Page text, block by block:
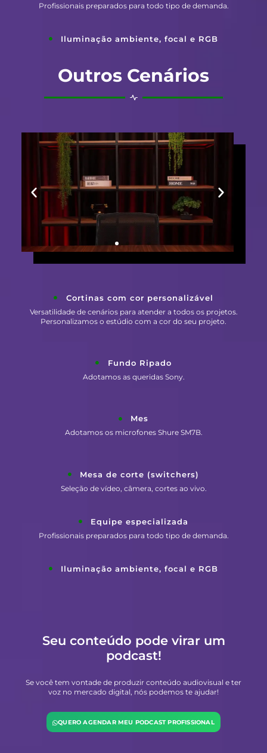
Profissionais preparados para todo tipo de demanda.
Iluminação ambiente, focal e RGB
Outros Cenários
Cortinas com cor personalizável
Versatilidade de cenários para atender a todos os projetos.
Personalizamos o estúdio com a cor do seu projeto.
Fundo Ripado
Adotamos as queridas Sony.
Mes
Adotamos os microfones Shure SM7B.
Mesa de corte (switchers)
Seleção de vídeo, câmera, cortes ao vivo.
Equipe especializada
Profissionais preparados para todo tipo de demanda.
Iluminação ambiente, focal e RGB
Seu conteúdo pode virar um
podcast!
Se você tem vontade de produzir conteúdo audiovisual e ter
voz no mercado digital, nós podemos te ajudar!
QUERO AGENDAR MEU PODCAST PROFISSIONAL